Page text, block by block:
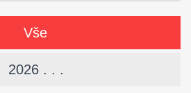
Vše
2026 . . .